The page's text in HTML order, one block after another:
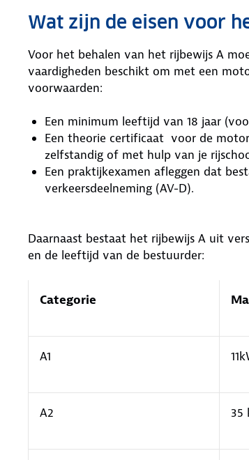
Wat zijn de eisen voor
Voor het behalen van het rijbewijs A
vaardigheden beschikt om met een
voorwaarden:
Een minimum leeftijd van 18 jaar
Een theorie certificaat voor de
zelfstandig of met hulp van je
Een praktijkexamen afleggen dat
verkeersdeelneming (AV-D).
Daarnaast bestaat het rijbewijs A uit
en de leeftijd van de bestuurder:
Categorie
A1
A2 35